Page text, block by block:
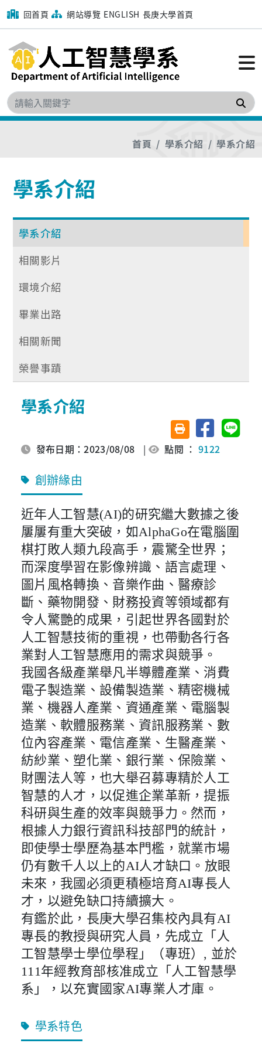
回首頁 網站導覽 ENGLISH 長庚大學首頁
搜
首頁 學系介紹 學系介紹
學系介紹
學系介紹
相關影片
環境介紹
畢業出路
相關新聞
榮譽事蹟
學系介紹
友善列印(另開視窗)
分享至臉書分享
發布日期：2023/08/08 | 點閱 ：9122
創辦緣由
近年人工智慧(AI)的研究繼大數據之後
屢屢有重大突破，如AlphaGo在電腦圍
棋打敗人類九段高手，震驚全世界；
而深度學習在影像辨識、語言處理、
圖片風格轉換、音樂作曲、醫療診
斷、藥物開發、財務投資等領域都有
令人驚艷的成果，引起世界各國對於
人工智慧技術的重視，也帶動各行各
業對人工智慧應用的需求與競爭。
我國各級產業舉凡半導體產業、消費
電子製造業、設備製造業、精密機械
業、機器人產業、資通產業、電腦製
造業、軟體服務業、資訊服務業、數
位內容產業、電信產業、生醫產業、
紡紗業、塑化業、銀行業、保險業、
財團法人等，也大舉召募專精於人工
智慧的人才，以促進企業革新，提振
科研與生產的效率與競爭力。然而，
根據人力銀行資訊科技部門的統計，
即使學士學歷為基本門檻，就業市場
仍有數千人以上的AI人才缺口。放眼
未來，我國必須更積極培育AI專長人
才，以避免缺口持續擴大。
有鑑於此，長庚大學召集校內具有AI
專長的教授與研究人員，先成立「人
工智慧學士學位學程」（專班）, 並於
111年經教育部核准成立「人工智慧學
系」，以充實國家AI專業人才庫。
學系特色